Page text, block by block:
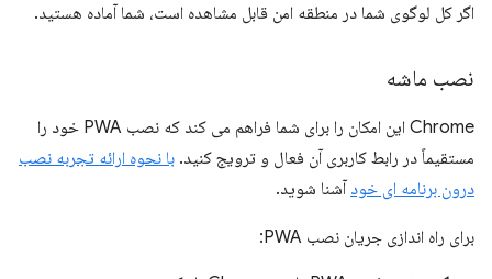
اگر کل لوگوی شما در منطقه امن قابل مشاهده است، شما آماده هستید.
نصب ماشه
Chrome این امکان را برای شما فراهم می کند که نصب PWA خود را
مستقیماً در رابط کاربری آن فعال و ترویج کنید. با نحوه ارائه تجربه نصب
درون برنامه ای خود آشنا شوید.
برای راه اندازی جریان نصب PWA: